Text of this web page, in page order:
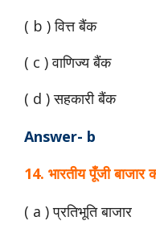
( b ) वित्त बैंक
( c ) वाणिज्य बैंक
( d ) सहकारी बैंक
Answer- b
14. भारतीय पूँजी बाजार
( a ) प्रतिभूति बाजार